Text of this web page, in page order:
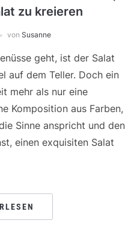
zu kreieren
von Susanne
geht, ist der Salat
auf dem Teller. Doch ein
mehr als nur eine
Komposition aus Farben,
Sinne anspricht und den
einen exquisiten Salat